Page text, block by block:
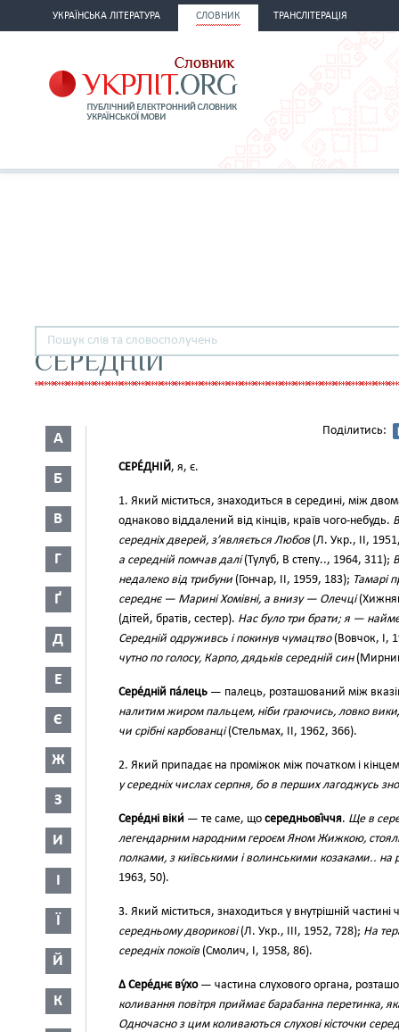
УКРАЇНСЬКА ЛІТЕРАТУРА СЛОВНИК ТРАНСЛІТЕРАЦІЯ
СЕРЕДНІЙ
А
Б
В
Г
Ґ
Д
Е
Є
Ж
З
И
І
Ї
Й
К
Поділитись:
СЕРЕ́ДНІЙ, я, є.
1. Який міститься, знаходиться в середині, між
однаково віддалений від кінців, країв чого-небудь.
середніх дверей, з’являється Любов (Л. Укр., II,
а середній помчав далі(Тулуб, В степу.., 1964, 311);
недалеко від трибуни (Гончар, II, 1959, 183); Тамарі
середнє — Марині Хомівні, а внизу — Олечці
(дітей, братів, сестер). Нас було три брати; я —
Середній одруживсь і покинув чумацтво(Вовчок, І,
чутно по голосу, Карпо, дядьків середній син
Сере́дній па́лець — палець, розташований між
налитим жиром пальцем, ніби граючись, ловко
чи срібні карбованці(Стельмах, II, 1962, 366).
2. Який припадає на проміжок між початком і кінцем
у середніх числах серпня, бо в перших лагоджусь
Сере́дні віки́ — те саме, що середньові́ччя. Ще в
легендарним народним героєм Яном Жижкою,
полками, з київськими і волинськими козаками.. на
1963, 50).
3. Який міститься, знаходиться у внутрішній частині
середньому дворикові(Л. Укр., III, 1952, 728); На
середніх покоїв (Смолич, І, 1958, 86).
∆ Сере́днє ву́хо— частина слухового органа,
коливання повітря приймає барабанна перетинка,
Одночасно з цим коливаються слухові кісточки